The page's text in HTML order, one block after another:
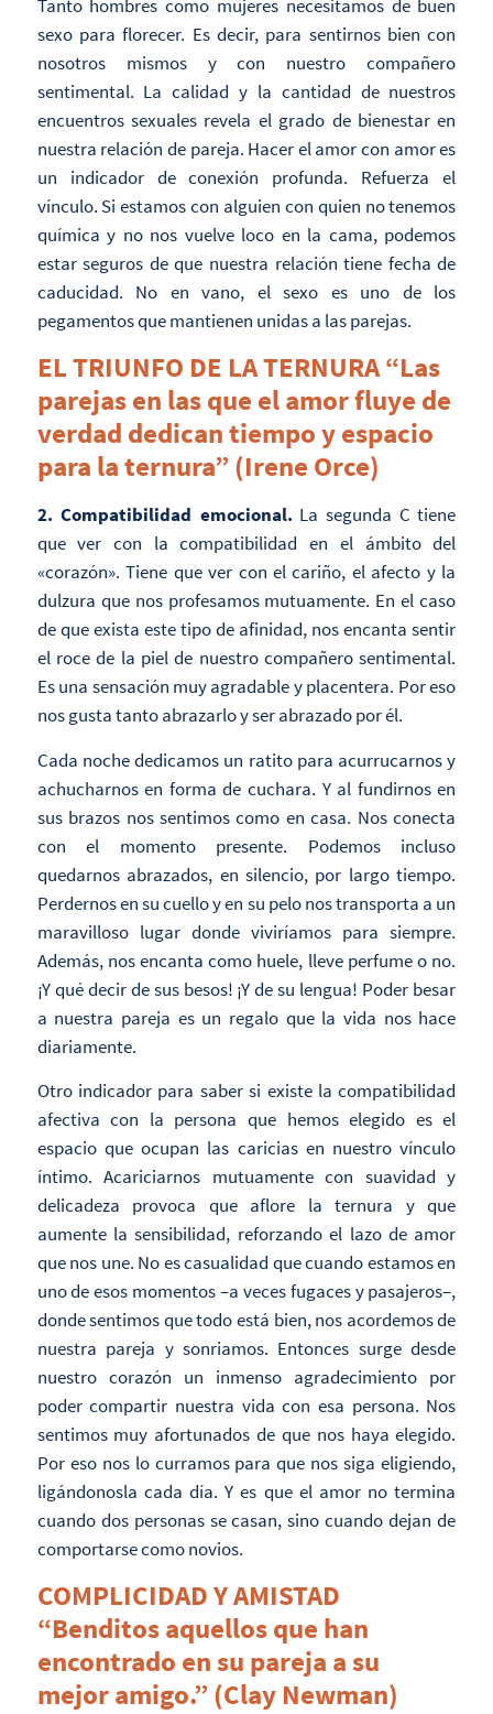
Tanto hombres como mujeres necesitamos de buen
sexo para florecer. Es decir, para sentirnos bien con
nosotros mismos y con nuestro compañero
sentimental. La calidad y la cantidad de nuestros
encuentros sexuales revela el grado de bienestar en
nuestra relación de pareja. Hacer el amor con amor es
un indicador de conexión profunda. Refuerza el
vínculo. Si estamos con alguien con quien no tenemos
química y no nos vuelve loco en la cama, podemos
estar seguros de que nuestra relación tiene fecha de
caducidad. No en vano, el sexo es uno de los
pegamentos que mantienen unidas a las parejas.
EL TRIUNFO DE LA TERNURA “Las
parejas en las que el amor fluye de
verdad dedican tiempo y espacio
para la ternura” (Irene Orce)
2. Compatibilidad emocional. La segunda C tiene
que ver con la compatibilidad en el ámbito del
«corazón». Tiene que ver con el cariño, el afecto y la
dulzura que nos profesamos mutuamente. En el caso
de que exista este tipo de afinidad, nos encanta sentir
el roce de la piel de nuestro compañero sentimental.
Es una sensación muy agradable y placentera. Por eso
nos gusta tanto abrazarlo y ser abrazado por él.
Cada noche dedicamos un ratito para acurrucarnos y
achucharnos en forma de cuchara. Y al fundirnos en
sus brazos nos sentimos como en casa. Nos conecta
con el momento presente. Podemos incluso
quedarnos abrazados, en silencio, por largo tiempo.
Perdernos en su cuello y en su pelo nos transporta a un
maravilloso lugar donde viviríamos para siempre.
Además, nos encanta como huele, lleve perfume o no.
¡Y qué decir de sus besos! ¡Y de su lengua! Poder besar
a nuestra pareja es un regalo que la vida nos hace
diariamente.
Otro indicador para saber si existe la compatibilidad
afectiva con la persona que hemos elegido es el
espacio que ocupan las caricias en nuestro vínculo
íntimo. Acariciarnos mutuamente con suavidad y
delicadeza provoca que aflore la ternura y que
aumente la sensibilidad, reforzando el lazo de amor
que nos une. No es casualidad que cuando estamos en
uno de esos momentos –a veces fugaces y pasajeros–,
donde sentimos que todo está bien, nos acordemos de
nuestra pareja y sonriamos. Entonces surge desde
nuestro corazón un inmenso agradecimiento por
poder compartir nuestra vida con esa persona. Nos
sentimos muy afortunados de que nos haya elegido.
Por eso nos lo curramos para que nos siga eligiendo,
ligándonosla cada día. Y es que el amor no termina
cuando dos personas se casan, sino cuando dejan de
comportarse como novios.
COMPLICIDAD Y AMISTAD
“Benditos aquellos que han
encontrado en su pareja a su
mejor amigo.” (Clay Newman)